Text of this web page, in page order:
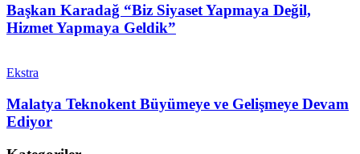
Başkan Karadağ “Biz Siyaset Yapmaya Değil,
Hizmet Yapmaya Geldik”
Ekstra
Malatya Teknokent Büyümeye ve Gelişmeye Devam
Ediyor